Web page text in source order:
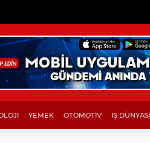
YEMEK OTOMOTİV İŞ DÜNYASI